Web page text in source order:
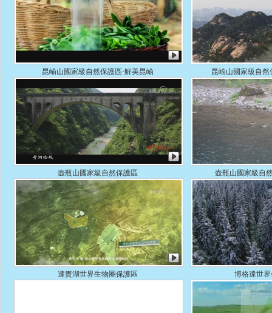
昆崳山國家級自然保護區-鮮美昆崳 昆崳山國家級自
壺瓶山國家級自然保護區 壺瓶山國家級自
達賚湖世界生物圈保護區 博格達世